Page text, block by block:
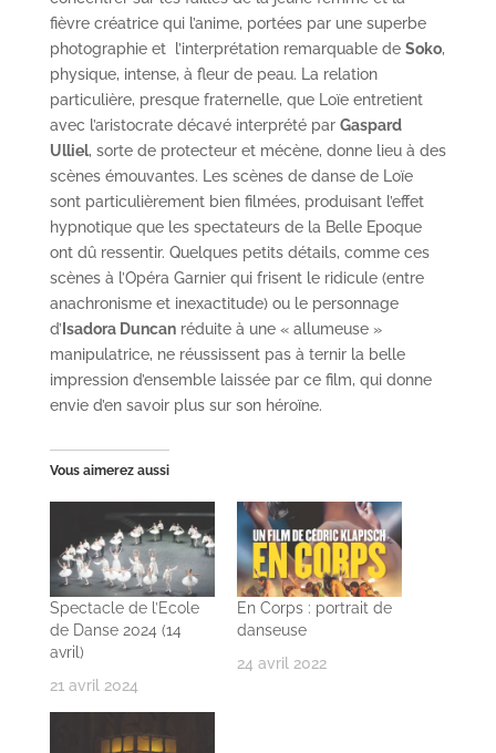
fièvre créatrice qui l’anime, portées par une superbe
photographie et l’interprétation remarquable de Soko,
physique, intense, à fleur de peau. La relation
particulière, presque fraternelle, que Loïe entretient
avec l’aristocrate décavé interprété par Gaspard
Ulliel, sorte de protecteur et mécène, donne lieu à des
scènes émouvantes. Les scènes de danse de Loïe
sont particulièrement bien filmées, produisant l’effet
hypnotique que les spectateurs de la Belle Epoque
ont dû ressentir. Quelques petits détails, comme ces
scènes à l’Opéra Garnier qui frisent le ridicule (entre
anachronisme et inexactitude) ou le personnage
d’ Isadora Duncanréduite à une « allumeuse »
manipulatrice, ne réussissent pas à ternir la belle
impression d’ensemble laissée par ce film, qui donne
envie d’en savoir plus sur son héroïne.
Vous aimerez aussi
Spectacle de l’Ecole
de Danse 2024 (14
avril)
21 avril 2024
En Corps : portrait de
danseuse
24 avril 2022